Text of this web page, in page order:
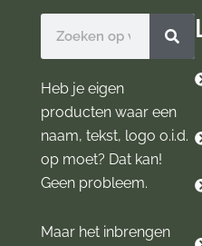
o
o
k
g
a
Heb je eigen
producten waar een
naam, tekst, logo o.i.d.
op moet? Dat kan!
Geen probleem.
Maar het inbrengen